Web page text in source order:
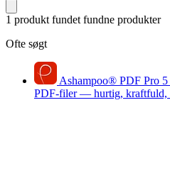
1 produkt fundet fundne produkter
Ofte søgt
Ashampoo® PDF Pro 5
PDF-filer — hurtig, kraftfuld,